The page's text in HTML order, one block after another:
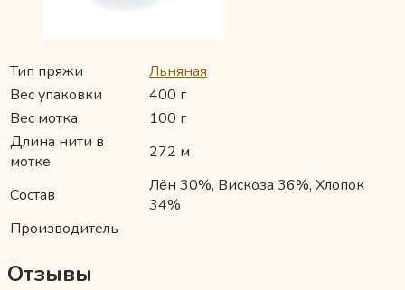
Тип пряжи
Льняная
Вес упаковки
400 г
Вес мотка
100 г
Длина нити в
мотке
272 м
Состав
Лён 30%, Вискоза 36%, Хлопок
34%
Производитель
Отзывы